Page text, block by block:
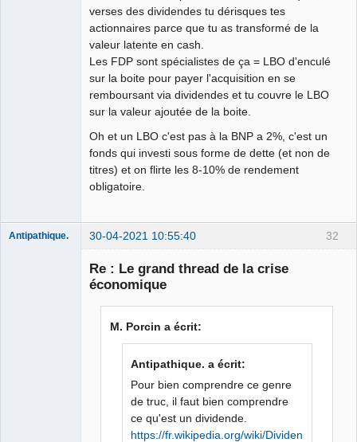
verses des dividendes tu dérisques tes
actionnaires parce que tu as transformé de la
valeur latente en cash.
Les FDP sont spécialistes de ça = LBO d'enculé
sur la boite pour payer l'acquisition en se
remboursant via dividendes et tu couvre le LBO
sur la valeur ajoutée de la boite.
Oh et un LBO c'est pas à la BNP a 2%, c'est un
fonds qui investi sous forme de dette (et non de
titres) et on flirte les 8-10% de rendement
obligatoire.
32
Antipathique. 30-04-2021 10:55:40
Re : Le grand thread de la crise
économique
M. Porcin a écrit:
Antipathique. a écrit:
Pour bien comprendre ce genre
de truc, il faut bien comprendre
ce qu'est un dividende.
https://fr.wikipedia.org/wiki/Dividende